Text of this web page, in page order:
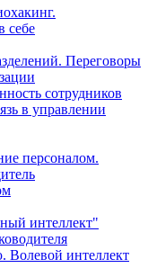
себе
Переговоры
сотрудников
в управлении
персоналом.
интеллект"
Волевой интеллект